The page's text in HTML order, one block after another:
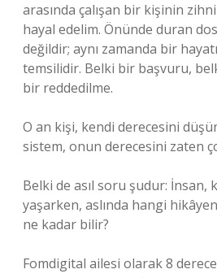
arasında çalışan bir kişinin
hayal edelim. Önünde duran
değildir; aynı zamanda bir
temsilidir. Belki bir başvuru,
bir reddedilme.
O an kişi, kendi derecesini
sistem, onun derecesini zaten
Belki de asıl soru şudur: İnsan,
yaşarken, aslında hangi
ne kadar bilir?
Fomdigital ailesi olarak 8